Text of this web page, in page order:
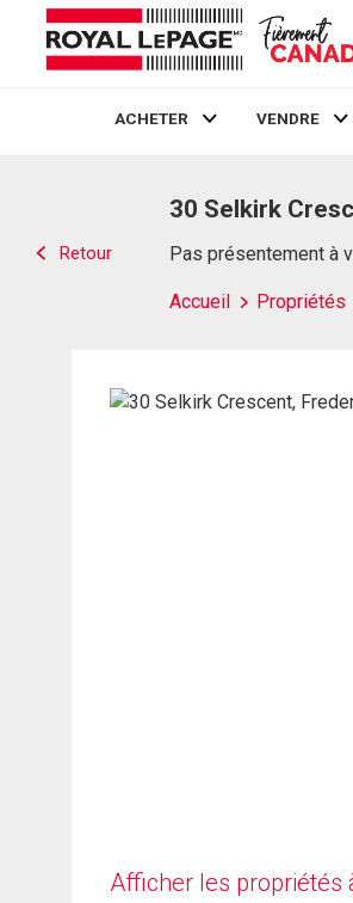
ACHETER VENDRE
Retour
30 Selkirk
Pas présentement à
Accueil Propriétés
Afficher les propriétés